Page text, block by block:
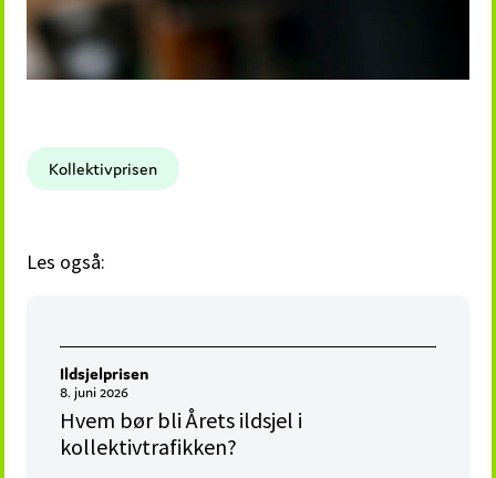
Kollektivprisen
Les også:
Ildsjelprisen
8. juni 2026
Hvem bør bli Årets ildsjel i
kollektivtrafikken?